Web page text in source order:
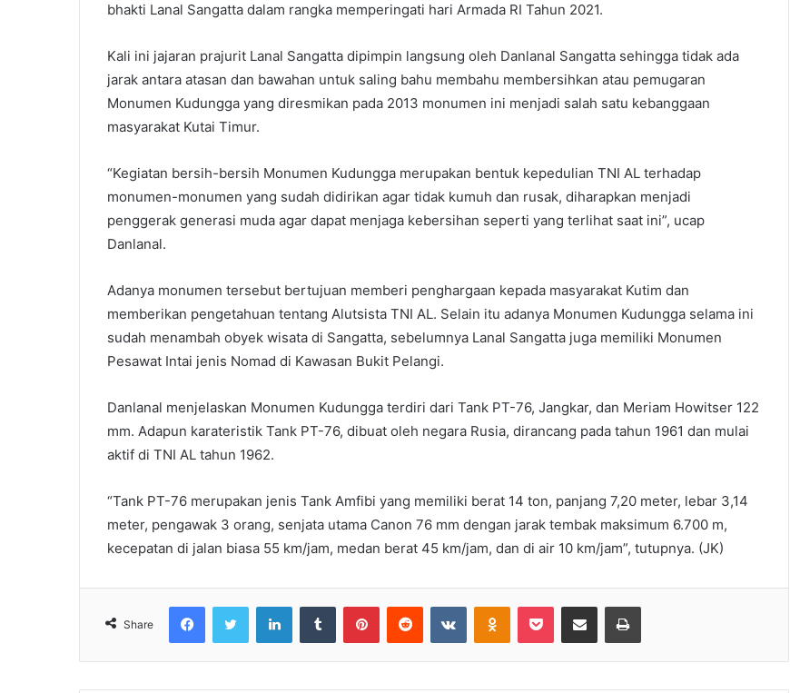
bhakti Lanal Sangatta dalam rangka memperingati hari Armada RI Tahun 2021.
Kali ini jajaran prajurit Lanal Sangatta dipimpin langsung oleh Danlanal Sangatta sehingga tidak ada
jarak antara atasan dan bawahan untuk saling bahu membahu membersihkan atau pemugaran
Monumen Kudungga yang diresmikan pada 2013 monumen ini menjadi salah satu kebanggaan
masyarakat Kutai Timur.
“Kegiatan bersih-bersih Monumen Kudungga merupakan bentuk kepedulian TNI AL terhadap
monumen-monumen yang sudah didirikan agar tidak kumuh dan rusak, diharapkan menjadi
penggerak generasi muda agar dapat menjaga kebersihan seperti yang terlihat saat ini”, ucap
Danlanal.
Adanya monumen tersebut bertujuan memberi penghargaan kepada masyarakat Kutim dan
memberikan pengetahuan tentang Alutsista TNI AL. Selain itu adanya Monumen Kudungga selama ini
sudah menambah obyek wisata di Sangatta, sebelumnya Lanal Sangatta juga memiliki Monumen
Pesawat Intai jenis Nomad di Kawasan Bukit Pelangi.
Danlanal menjelaskan Monumen Kudungga terdiri dari Tank PT-76, Jangkar, dan Meriam Howitser 122
mm. Adapun karateristik Tank PT-76, dibuat oleh negara Rusia, dirancang pada tahun 1961 dan mulai
aktif di TNI AL tahun 1962.
“Tank PT-76 merupakan jenis Tank Amfibi yang memiliki berat 14 ton, panjang 7,20 meter, lebar 3,14
meter, pengawak 3 orang, senjata utama Canon 76 mm dengan jarak tembak maksimum 6.700 m,
kecepatan di jalan biasa 55 km/jam, medan berat 45 km/jam, dan di air 10 km/jam”, tutupnya. (JK)
Share
FacebookTwitter LinkedInTumblr PinterestReddit VKontakteOdnoklassniki
Pocket Share via Email Print